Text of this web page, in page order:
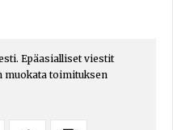
Epäasialliset viestit
muokata toimituksen